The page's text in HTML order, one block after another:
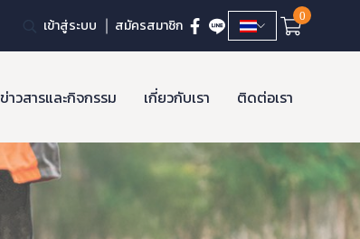
เข้าสู่ระบบ สมัครสมาชิก
0
ข่าวสารและกิจกรรม เกี่ยวกับเรา ติดต่อเรา